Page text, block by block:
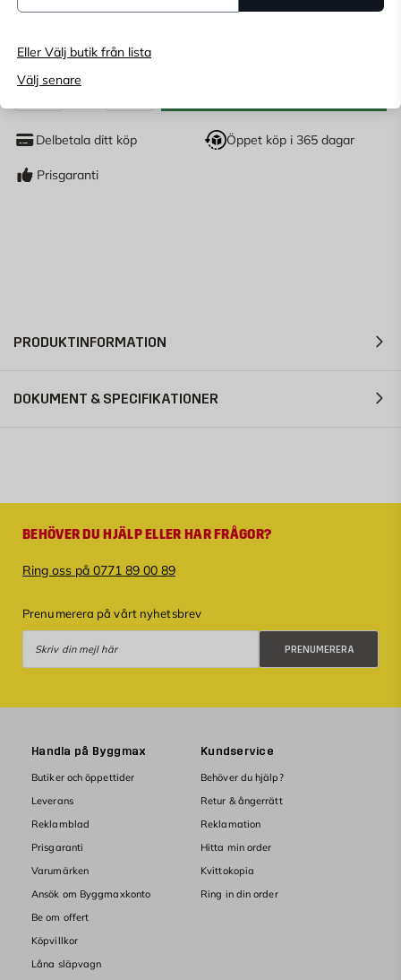
Eller Välj butik från lista
Välj senare
Delbetala ditt köp Öppet köp i 365 dagar
Prisgaranti
PRODUKTINFORMATION
DOKUMENT & SPECIFIKATIONER
BEHÖVER DU HJÄLP ELLER HAR FRÅGOR?
Ring oss på 0771 89 00 89
Prenumerera på vårt nyhetsbrev
PRENUMERERA
Handla på Byggmax
Butiker och öppettider
Leverans
Reklamblad
Prisgaranti
Varumärken
Ansök om Byggmaxkonto
Be om offert
Köpvillkor
Låna släpvagn
Kundservice
Behöver du hjälp?
Retur & ångerrätt
Reklamation
Hitta min order
Kvittokopia
Ring in din order